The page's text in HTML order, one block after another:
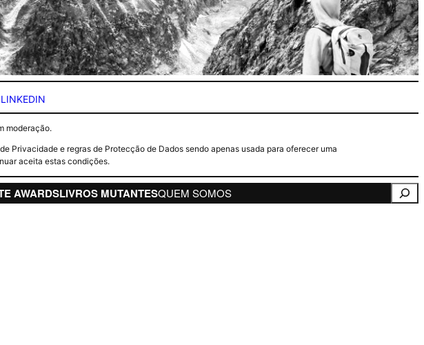
LINKEDIN
moderação.
Privacidade e regras de Protecção de Dados sendo apenas usada para oferecer uma
aceita estas condições.
AWARDSLIVROS MUTANTESQUEM SOMOS